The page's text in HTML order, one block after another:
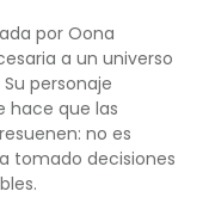
por Oona
a un universo
personaje
hace que las
no es
tomado decisiones